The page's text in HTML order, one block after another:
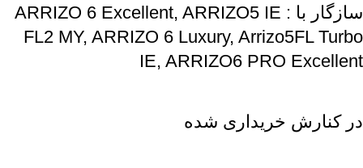
سازگار با : ARRIZO 6 Excellent, ARRIZO5 IE
FL2 MY, ARRIZO 6 Luxury, Arrizo5FL Turbo
IE, ARRIZO6 PRO Excellent
در کنارش خریداری شده